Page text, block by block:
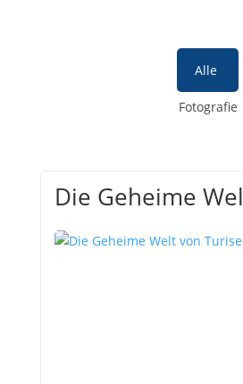
Alle
Fotografie
Die Geheime